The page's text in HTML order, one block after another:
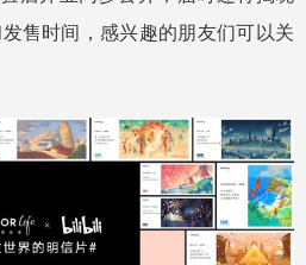
售时间，感兴趣的朋友们可以关